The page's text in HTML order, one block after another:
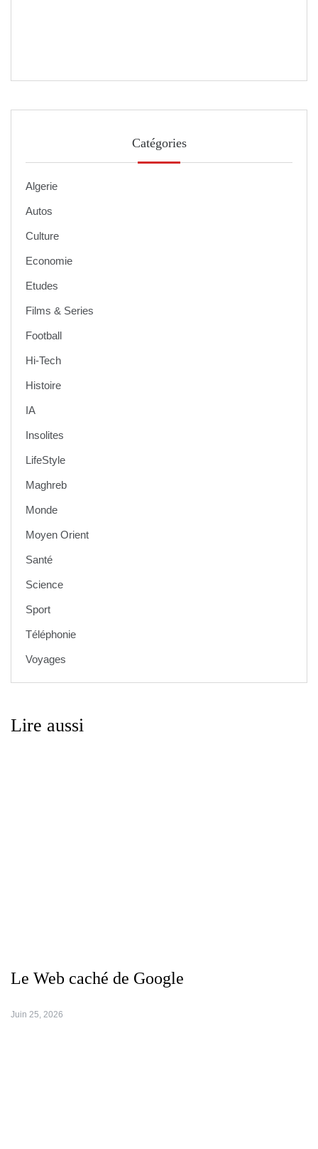
Catégories
Algerie
Autos
Culture
Economie
Etudes
Films & Series
Football
Hi-Tech
Histoire
IA
Insolites
LifeStyle
Maghreb
Monde
Moyen Orient
Santé
Science
Sport
Téléphonie
Voyages
Lire aussi
Le Web caché de Google
Juin 25, 2026